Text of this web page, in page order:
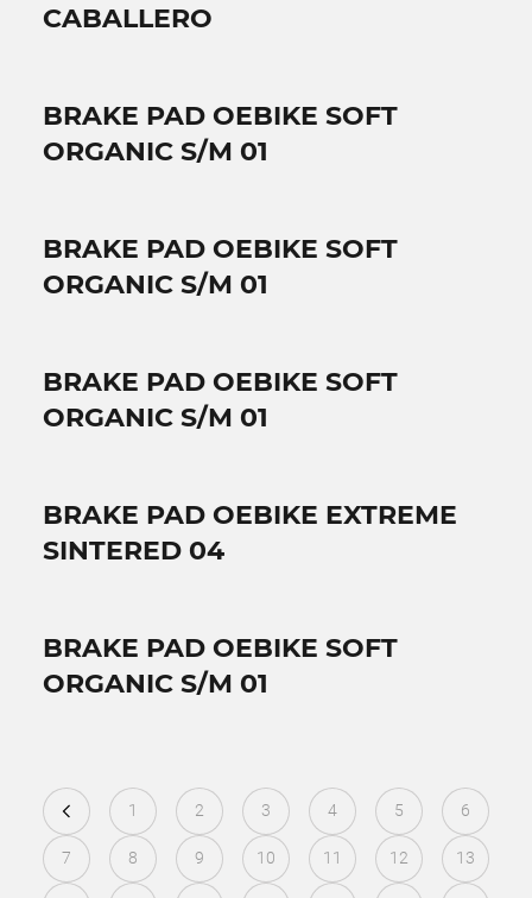
CABALLERO
BRAKE PAD OEBIKE SOFT
ORGANIC S/M 01
BRAKE PAD OEBIKE SOFT
ORGANIC S/M 01
BRAKE PAD OEBIKE SOFT
ORGANIC S/M 01
BRAKE PAD OEBIKE EXTREME
SINTERED 04
BRAKE PAD OEBIKE SOFT
ORGANIC S/M 01
1 2 3 4 5 6
7 8 9 10 11 12 13